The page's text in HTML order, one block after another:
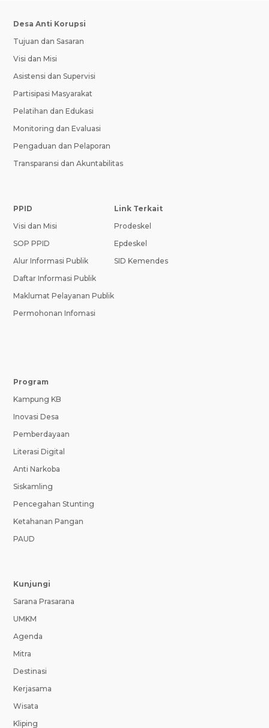
Desa Anti Korupsi
Tujuan dan Sasaran
Visi dan Misi
Asistensi dan Supervisi
Partisipasi Masyarakat
Pelatihan dan Edukasi
Monitoring dan Evaluasi
Pengaduan dan Pelaporan
Transparansi dan Akuntabilitas
PPID
Visi dan Misi
SOP PPID
Alur Informasi Publik
Daftar Informasi Publik
Maklumat Pelayanan Publik
Permohonan Infomasi
Link Terkait
Prodeskel
Epdeskel
SID Kemendes
Program
Kampung KB
Inovasi Desa
Pemberdayaan
Literasi Digital
Anti Narkoba
Siskamling
Pencegahan Stunting
Ketahanan Pangan
PAUD
Kunjungi
Sarana Prasarana
UMKM
Agenda
Mitra
Destinasi
Kerjasama
Wisata
Kliping